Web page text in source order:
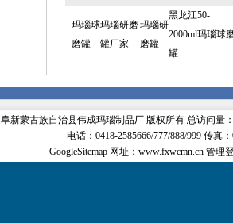
玛瑙球
磨罐
玛瑙研磨
罐厂家
玛瑙研
磨罐
黑龙江50-
2000ml玛瑙球
罐
阜新蒙古族自治县伟成玛瑙制品厂 版权所有 总访问量
电话：0418-2585666/777/888/999 传真
GoogleSitemap网址：www.fxwcmn.cn 管理